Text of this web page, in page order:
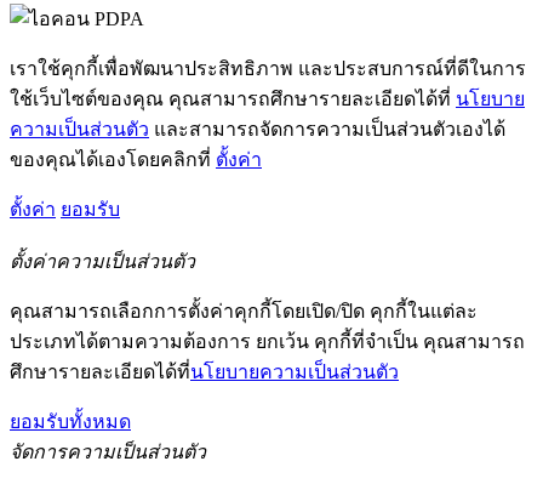
เราใช้คุกกี้เพื่อพัฒนาประสิทธิภาพ และประสบการณ์ที่ดีในการ
ใช้เว็บไซต์ของคุณ คุณสามารถศึกษารายละเอียดได้ที่ นโยบาย
ความเป็นส่วนตัว และสามารถจัดการความเป็นส่วนตัวเองได้
ของคุณได้เองโดยคลิกที่ ตั้งค่า
ตั้งค่า ยอมรับ
ตั้งค่าความเป็นส่วนตัว
คุณสามารถเลือกการตั้งค่าคุกกี้โดยเปิด/ปิด คุกกี้ในแต่ละ
ประเภทได้ตามความต้องการ ยกเว้น คุกกี้ที่จำเป็น คุณสามารถ
ศึกษารายละเอียดได้ที่นโยบายความเป็นส่วนตัว
ยอมรับทั้งหมด
จัดการความเป็นส่วนตัว